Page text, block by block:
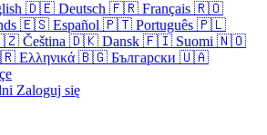
🇩🇪 Deutsch 🇫🇷 Français 🇷🇴
🇪🇸 Español 🇵🇹 Português 🇵🇱
Čeština 🇩🇰 Dansk 🇫🇮 Suomi 🇳🇴
Ελληνικά 🇧🇬 Български 🇺🇦
Zaloguj się